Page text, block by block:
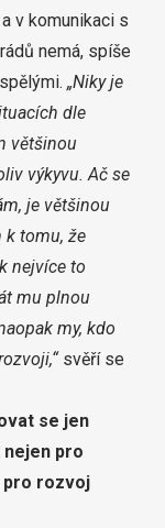
v komunikaci s
nemá, spíše
„Niky je
dle
většinou
výkyvu. Ač se
je většinou
k tomu, že
nejvíce to
mu plnou
my, kdo
svěří se
se jen
pro
pro rozvoj